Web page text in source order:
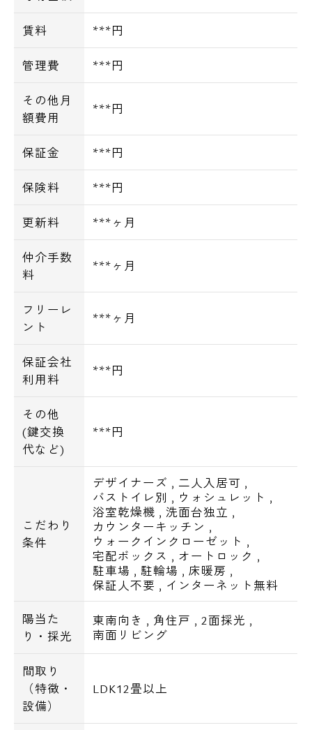
賃料 ***円
管理費 ***円
その他月
額費用
***円
保証金 ***円
保険料 ***円
更新料 ***ヶ月
仲介手数
料
***ヶ月
フリーレ
ント
***ヶ月
保証会社
利用料
***円
その他
(鍵交換
代など)
***円
こだわり
条件
デザイナーズ , 二人入居可 ,
バストイレ別 , ウォシュレット ,
浴室乾燥機 ,洗面台独立 ,
カウンターキッチン ,
ウォークインクローゼット ,
宅配ボックス , オートロック ,
駐車場 , 駐輪場 , 床暖房 ,
保証人不要 , インターネット無料
陽当た
り・採光
東南向き , 角住戸 , 2面採光 ,
南面リビング
間取り
（特徴・
設備）
LDK12畳以上